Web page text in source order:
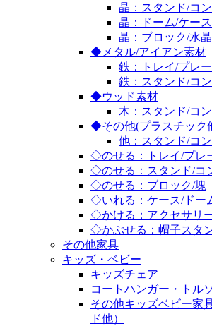
晶：スタンド/コ
晶：ドーム/ケース
晶：ブロック/水晶
◆メタル/アイアン素材
鉄：トレイ/プレ
鉄：スタンド/コ
◆ウッド素材
木：スタンド/コ
◆その他(プラスチック
他：スタンド/コ
◇のせる：トレイ/プレ
◇のせる：スタンド/コ
◇のせる：ブロック/塊
◇いれる：ケース/ドー
◇かける：アクセサリ
◇かぶせる：帽子スタ
その他家具
キッズ・ベビー
キッズチェア
コートハンガー・トル
その他キッズベビー家
ド他）